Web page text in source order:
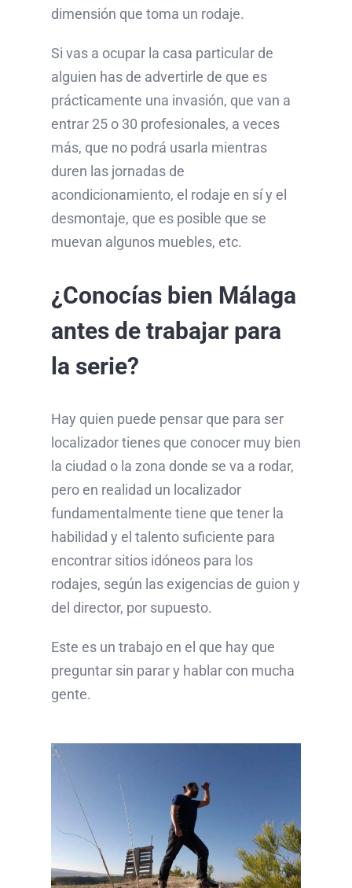
dimensión que toma un rodaje.
Si vas a ocupar la casa particular de
alguien has de advertirle de que es
prácticamente una invasión, que van a
entrar 25 o 30 profesionales, a veces
más, que no podrá usarla mientras
duren las jornadas de
acondicionamiento, el rodaje en sí y el
desmontaje, que es posible que se
muevan algunos muebles, etc.
¿Conocías bien Málaga
antes de trabajar para
la serie?
Hay quien puede pensar que para ser
localizador tienes que conocer muy bien
la ciudad o la zona donde se va a rodar,
pero en realidad un localizador
fundamentalmente tiene que tener la
habilidad y el talento suficiente para
encontrar sitios idóneos para los
rodajes, según las exigencias de guion y
del director, por supuesto.
Este es un trabajo en el que hay que
preguntar sin parar y hablar con mucha
gente.